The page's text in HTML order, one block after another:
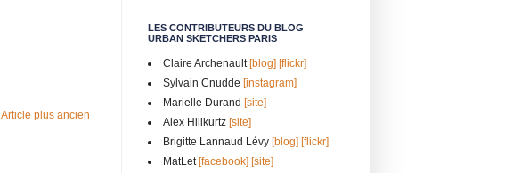
Article plus ancien
LES CONTRIBUTEURS DU BLOG
URBAN SKETCHERS PARIS
Claire Archenault[blog] [flickr]
Sylvain Cnudde [instagram]
Marielle Durand [site]
Alex Hillkurtz [site]
Brigitte Lannaud Lévy [blog] [flickr]
MatLet[facebook] [site]